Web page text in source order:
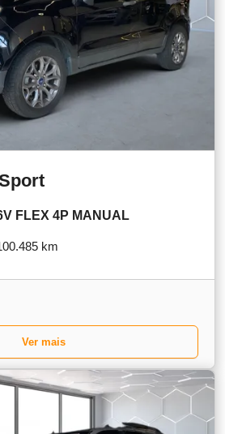
FLEX 4P MANUAL
km
Ver mais